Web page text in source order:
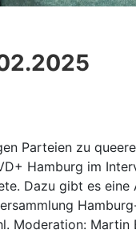
Parteien zu
Hamburg im
Dazu gibt es
Moderation: